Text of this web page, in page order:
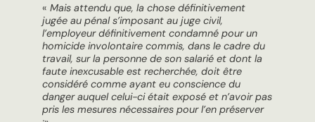
« Mais attendu que, la chose définitivement
jugée au pénal s’imposant au juge civil,
l’employeur définitivement condamné pour un
homicide involontaire commis, dans le cadre du
travail, sur la personne de son salarié et dont la
faute inexcusable est recherchée, doit être
considéré comme ayant eu conscience du
danger auquel celui-ci était exposé et n’avoir pas
pris les mesures nécessaires pour l’en préserver